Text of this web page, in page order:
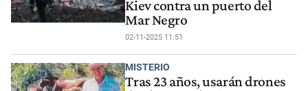
Kiev contra un puerto del
Mar Negro
02-11-2025 11:51
MISTERIO
Tras 23 años, usarán drones